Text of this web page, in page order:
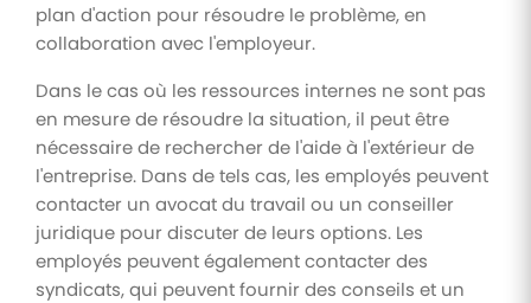
plan d'action pour résoudre le problème, en
collaboration avec l'employeur.
Dans le cas où les ressources internes ne sont pas
en mesure de résoudre la situation, il peut être
nécessaire de rechercher de l'aide à l'extérieur de
l'entreprise. Dans de tels cas, les employés peuvent
contacter un avocat du travail ou un conseiller
juridique pour discuter de leurs options. Les
employés peuvent également contacter des
syndicats, qui peuvent fournir des conseils et un